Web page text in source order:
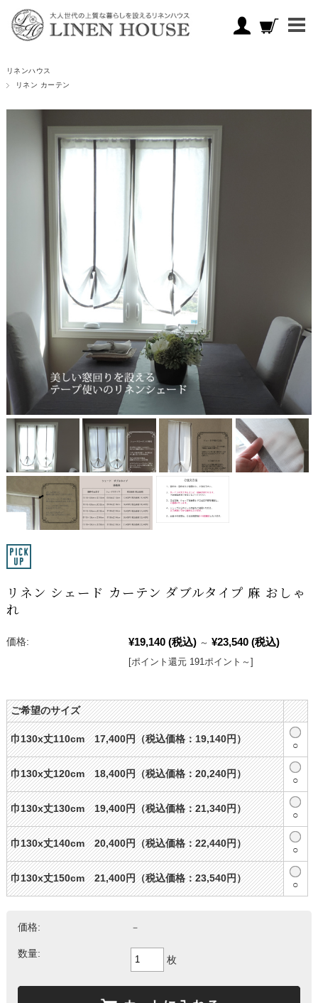
リネンハウス
リネン カーテン
リネン シェード カーテン ダブルタイプ 麻 おしゃ
れ
価格: ¥19,140 (税込) ～ ¥23,540 (税込)
[ポイント還元 191ポイント～]
ご希望のサイズ
巾130x丈110cm 17,400円（税込価格：19,140円）
○
巾130x丈120cm 18,400円（税込価格：20,240円）
○
巾130x丈130cm 19,400円（税込価格：21,340円）
○
巾130x丈140cm 20,400円（税込価格：22,440円）
○
巾130x丈150cm 21,400円（税込価格：23,540円）
○
価格: －
数量:
枚